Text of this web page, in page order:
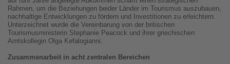
Rahmen, um die Beziehungen beider Länder im Tourismus auszubauen,
nachhaltige Entwicklungen zu fördern und Investitionen zu erleichtern.
Unterzeichnet wurde die Vereinbarung von der britischen
Tourismusministerin Stephanie Peacock und ihrer griechischen
Amtskollegin Olga Kefalogianni.
Zusammenarbeit in acht zentralen Bereichen